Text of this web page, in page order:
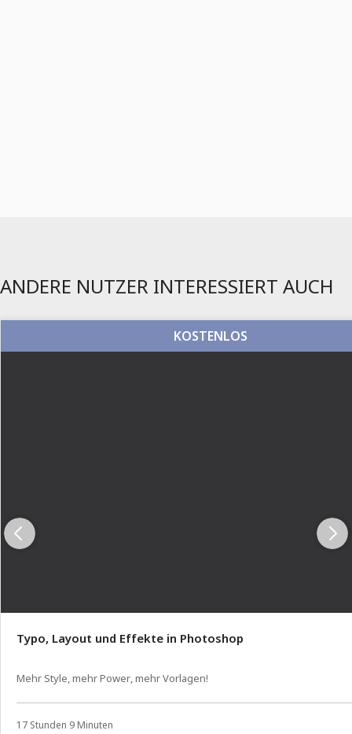
ANDERE NUTZER INTERESSIERT AUCH
KOSTENLOS
Typo, Layout und Effekte in Photoshop
Mehr Style, mehr Power, mehr Vorlagen!
17 Stunden 9 Minuten